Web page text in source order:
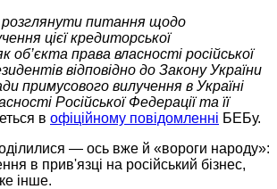
питання щодо
цієї кредиторської
об’єкта права власності російської
відповідно до Закону України
примусового вилучення в Україні
Російської Федерації та її
в офіційному повідомленні БЕБу.
— ось вже й «вороги народу»:
в прив'язці на російський бізнес,
інше.